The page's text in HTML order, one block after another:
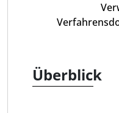
Überblick